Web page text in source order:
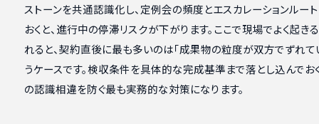
ストーンを共通認識化し、定例会の頻度とエスカレーションルー
おくと、進行中の停滞リスクが下がります。ここで現場でよく起き
れると、契約直後に最も多いのは「成果物の粒度が双方でずれて
うケースです。検収条件を具体的な完成基準まで落とし込んでお
の認識相違を防ぐ最も実務的な対策になります。